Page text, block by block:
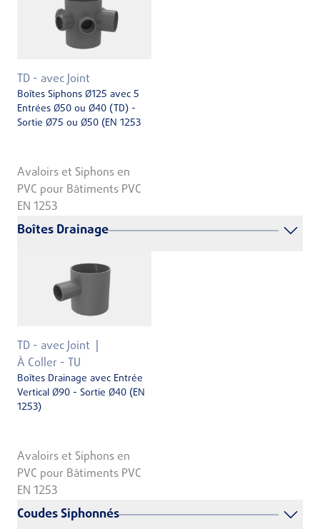
TD - avec Joint
Boîtes Siphons Ø125 avec 5
Entrées Ø50 ou Ø40 (TD) -
Sortie Ø75 ou Ø50 (EN 1253
Avaloirs et Siphons en
PVC pour Bâtiments PVC
EN 1253
Boîtes Drainage
TD - avec Joint
À Coller - TU
Boîtes Drainage avec Entrée
Vertical Ø90 - Sortie Ø40 (EN
1253)
Avaloirs et Siphons en
PVC pour Bâtiments PVC
EN 1253
Coudes Siphonnés